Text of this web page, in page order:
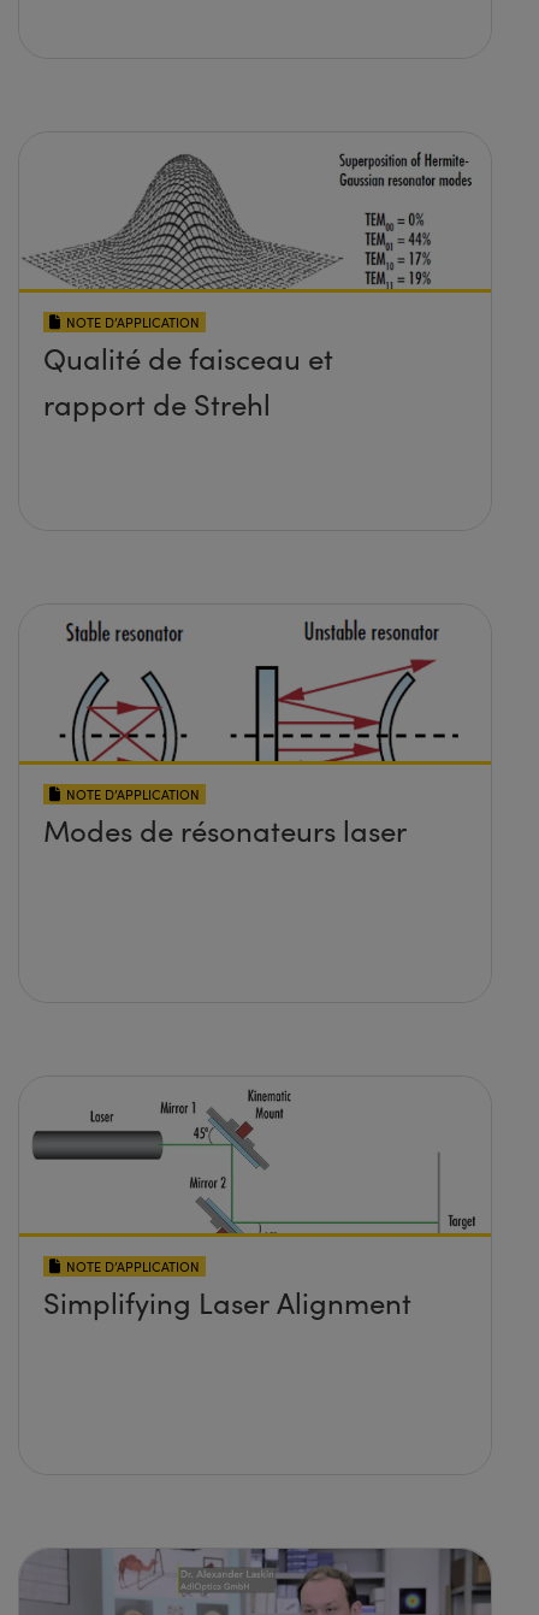
NOTE D’APPLICATION
Qualité de faisceau et
rapport de Strehl
NOTE D’APPLICATION
Modes de résonateurs laser
NOTE D’APPLICATION
Simplifying Laser Alignment